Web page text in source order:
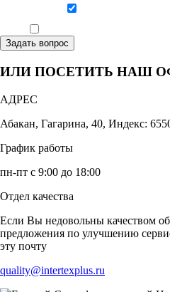
Задать вопрос
ИЛИ ПОСЕТИТЬ НАШ
АДРЕС
Абакан, Гагарина, 40, Индекс:
График работы
пн-пт с 9:00 до 18:00
Отдел качества
Если Вы недовольны качеством
предложения по улучшению
эту почту
quality@intertexplus.ru